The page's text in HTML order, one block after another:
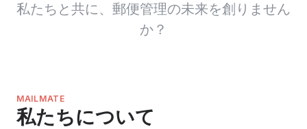
私たちと共に、郵便管理の未来を創りません
か？
MAILMATE
私たちについて